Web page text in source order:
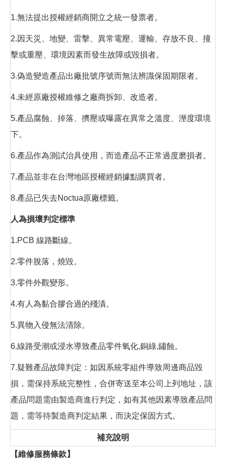
1.無法提出授權經銷商開立之統一發票者。
2.因天災、地變、雷擊、異常電壓、運輸、存放不良、撞
擊或重壓、環境因素而發生故障或毀損者。
3.偽造變造產品出廠批號序號而無法辨識保固期限者。
4.未經原廠授權維修之廠商拆卸、改造者。
5.產品腐蝕、掉落、擠壓或曝露在異常之溫度、溼度環境
下。
6.產品作為測試治具使用，而造產品不正常過度磨損者。
7.產品並非在台灣地區授權經銷據點購買者。
8.產品已失去Noctua原廠標籤。
人為損壞判定標準
1.PCB 線路斷線。
2.零件脫落，燒毀。
3.零件外觀變形。
4.有人為黏合膠合過的殘漬。
5.異物入侵無法清除。
6.線路受潮或浸水導致產品零件氧化,銅綠,鏽蝕。
7.疑難產品故障判定：如因系統零組件導致周邊商品毀
損，需保持系統完整性，合併寄送至本公司上列地址，該
產品問題需由製造商進行判定，如有其他因素導致產品問
題，需等待製造商判定結果，而決定保固方式。
補充說明
【維修服務條款】